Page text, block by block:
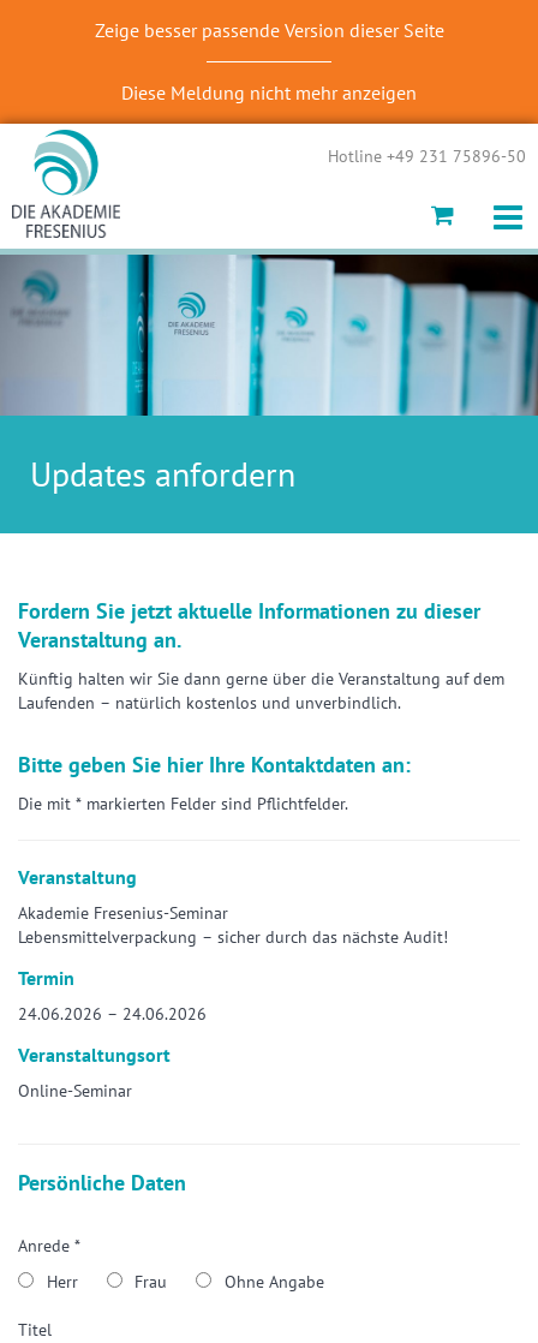
Zeige besser passende Version dieser Seite
Diese Meldung nicht mehr anzeigen
Hotline +49 231 75896-50
Updates anfordern
Fordern Sie jetzt aktuelle Informationen zu dieser
Veranstaltung an.
Künftig halten wir Sie dann gerne über die Veranstaltung auf dem
Laufenden – natürlich kostenlos und unverbindlich.
Bitte geben Sie hier Ihre Kontaktdaten an:
Die mit * markierten Felder sind Pflichtfelder.
Veranstaltung
Akademie Fresenius-Seminar
Lebensmittelverpackung – sicher durch das nächste Audit!
Termin
24.06.2026 – 24.06.2026
Veranstaltungsort
Online-Seminar
Persönliche Daten
Anrede *
Herr
Frau Ohne Angabe
Titel